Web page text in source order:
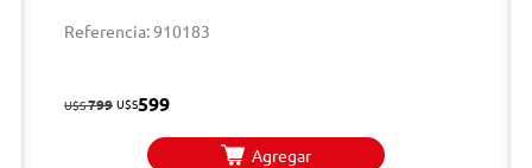
Referencia: 910183
U$S799 U$S599
Agregar